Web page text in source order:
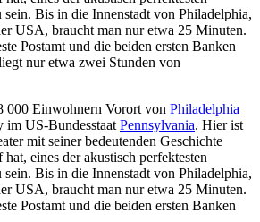
sein. Bis in die Innenstadt von Philadelphia,
USA, braucht man nur etwa 25 Minuten.
Postamt und die beiden ersten Banken
nur etwa zwei Stunden von
000 Einwohnern Vorort von Philadelphia
US-Bundesstaat Pennsylvania. Hier ist
mit seiner bedeutenden Geschichte
eines der akustisch perfektesten
sein. Bis in die Innenstadt von Philadelphia,
USA, braucht man nur etwa 25 Minuten.
Postamt und die beiden ersten Banken